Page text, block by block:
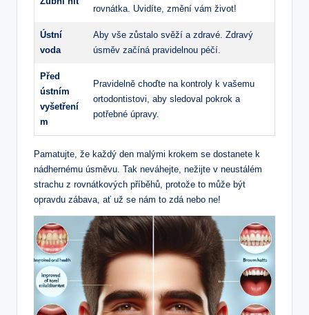
rovnátka. Uvidíte, změní vám život!
Ústní
voda
Aby vše zůstalo svěží a zdravé. Zdravý
úsměv začíná pravidelnou péčí.
Před
ústním
vyšetření
m
Pravidelně choďte na kontroly k vašemu
ortodontistovi, aby sledoval pokrok a
potřebné úpravy.
Pamatujte, že každý den malými krokem se dostanete k
nádhernému úsměvu. Tak neváhejte, nežijte v neustálém
strachu z rovnátkových příběhů, protože to může být
opravdu zábava, ať už se nám to zdá nebo ne!